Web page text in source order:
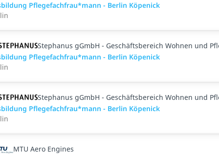
Pflegefachfrau*mann - Berlin Köpenick
Stephanus gGmbH - Geschäftsbereich Wohnen und
Pflegefachfrau*mann - Berlin Köpenick
Stephanus gGmbH - Geschäftsbereich Wohnen und
Pflegefachfrau*mann - Berlin Köpenick
MTU Aero Engines